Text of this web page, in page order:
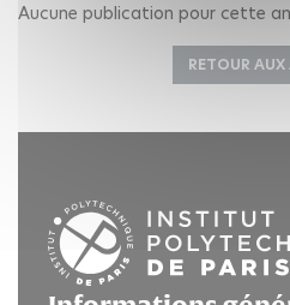
Aucune publication pour cette
RETOUR AUX